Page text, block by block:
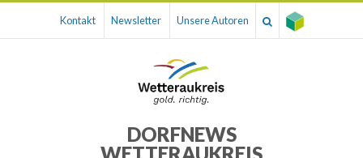
Kontakt Newsletter Unsere Autoren
DORFNEWS